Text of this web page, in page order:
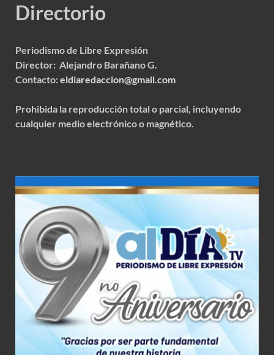
Directorio
Periodismo de Libre Expresión
Director: Alejandro Barañano G.
Contacto:eldiaredaccion@gmail.com
Prohibida la reproducción total o parcial, incluyendo
cualquier medio electrónico o magnético.